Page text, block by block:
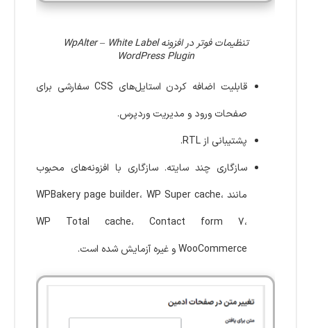
تنظیمات فوتر در افزونه WpAlter – White Label
WordPress Plugin
قابلیت اضافه کردن استایل‌های CSS سفارشی برای
صفحات ورود و مدیریت وردپرس.
پشتیبانی از RTL.
سازگاری چند سایته. سازگاری با افزونه‌های محبوب
مانند WPBakery page builder، WP Super cache،
WP Total cache، Contact form 7،
WooCommerce و غیره آزمایش شده است.